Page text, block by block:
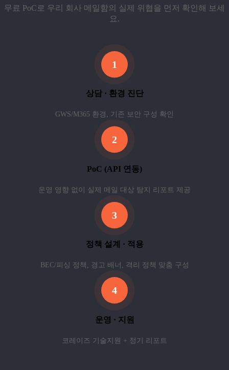
무료 PoC로 우리 회사 메일함의 실제 위협을 먼저 확인해 보세
요.
1
상담 · 환경 진단
GWS/M365 환경, 기존 보안 구성 확인
2
PoC (API 연동)
운영 영향 없이 실제 메일 대상 탐지 리포트 제공
3
정책 설계 · 적용
BEC/피싱 정책, 경고 배너, 격리 정책 맞춤 구성
4
운영 · 지원
코레이즈 기술지원 + 정기 리포트